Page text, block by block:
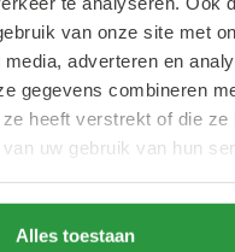
van onze site met
adverteren en
gegevens combineren
heeft verstrekt of die ze
uw gebruik van hun
Alles toestaan